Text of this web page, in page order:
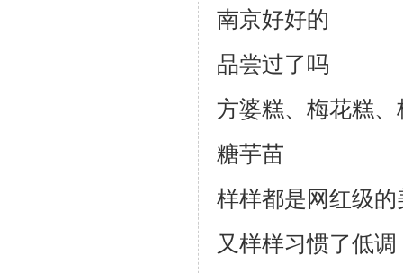
南京好好的
品尝过了吗
方婆糕、梅花糕
糖芋苗
样样都是网红级的
又样样习惯了低调